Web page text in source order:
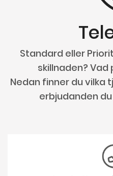
Standard eller
skillnaden?
Nedan finner du
erbjudanden